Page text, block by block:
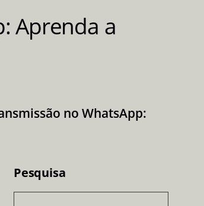
Aprenda a
no WhatsApp:
Pesquisa